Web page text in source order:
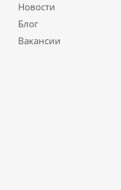
Новости
Блог
Вакансии